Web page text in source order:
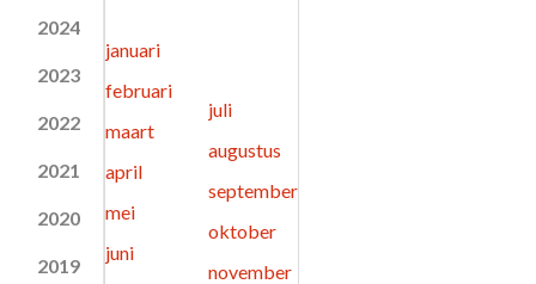
2024
2023
2022
2021
2020
2019
januari
februari
maart
april
mei
juni
juli
augustus
september
oktober
november